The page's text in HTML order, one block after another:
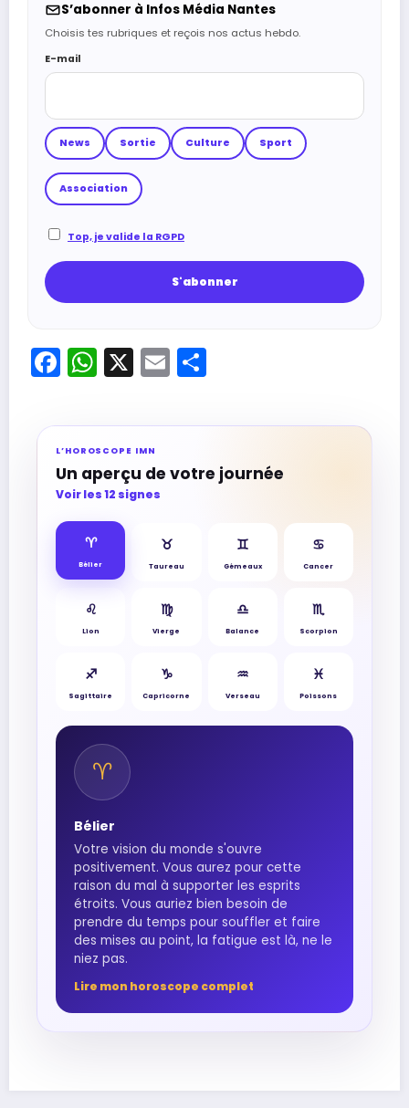
S’abonner à Infos Média Nantes
Choisis tes rubriques et reçois nos actus hebdo.
E-mail
News Sortie Culture Sport
Association
Top, je valide la RGPD
Facebook
WhatsApp
X Email
L’HOROSCOPE IMN
Un aperçu de votre journée
Voir les 12 signes
♈︎
Bélier
♉︎
Taureau
♊︎
Gémeaux
♋︎
Cancer
♌︎
Lion
♍︎
Vierge
♎︎
Balance
♏︎
Scorpion
♐︎
Sagittaire
♑︎
Capricorne
♒︎
Verseau
♓︎
Poissons
♈︎
Bélier
Votre vision du monde s'ouvre
positivement. Vous aurez pour cette
raison du mal à supporter les esprits
étroits. Vous auriez bien besoin de
prendre du temps pour souffler et faire
des mises au point, la fatigue est là, ne le
niez pas.
Lire mon horoscope complet